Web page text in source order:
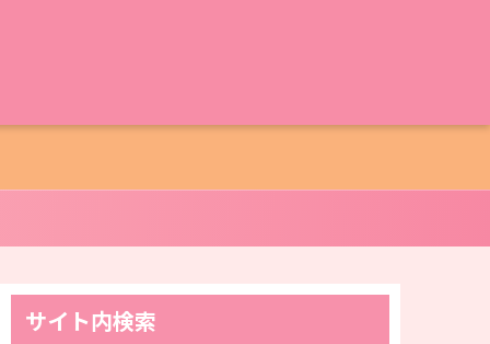
サイト内検索